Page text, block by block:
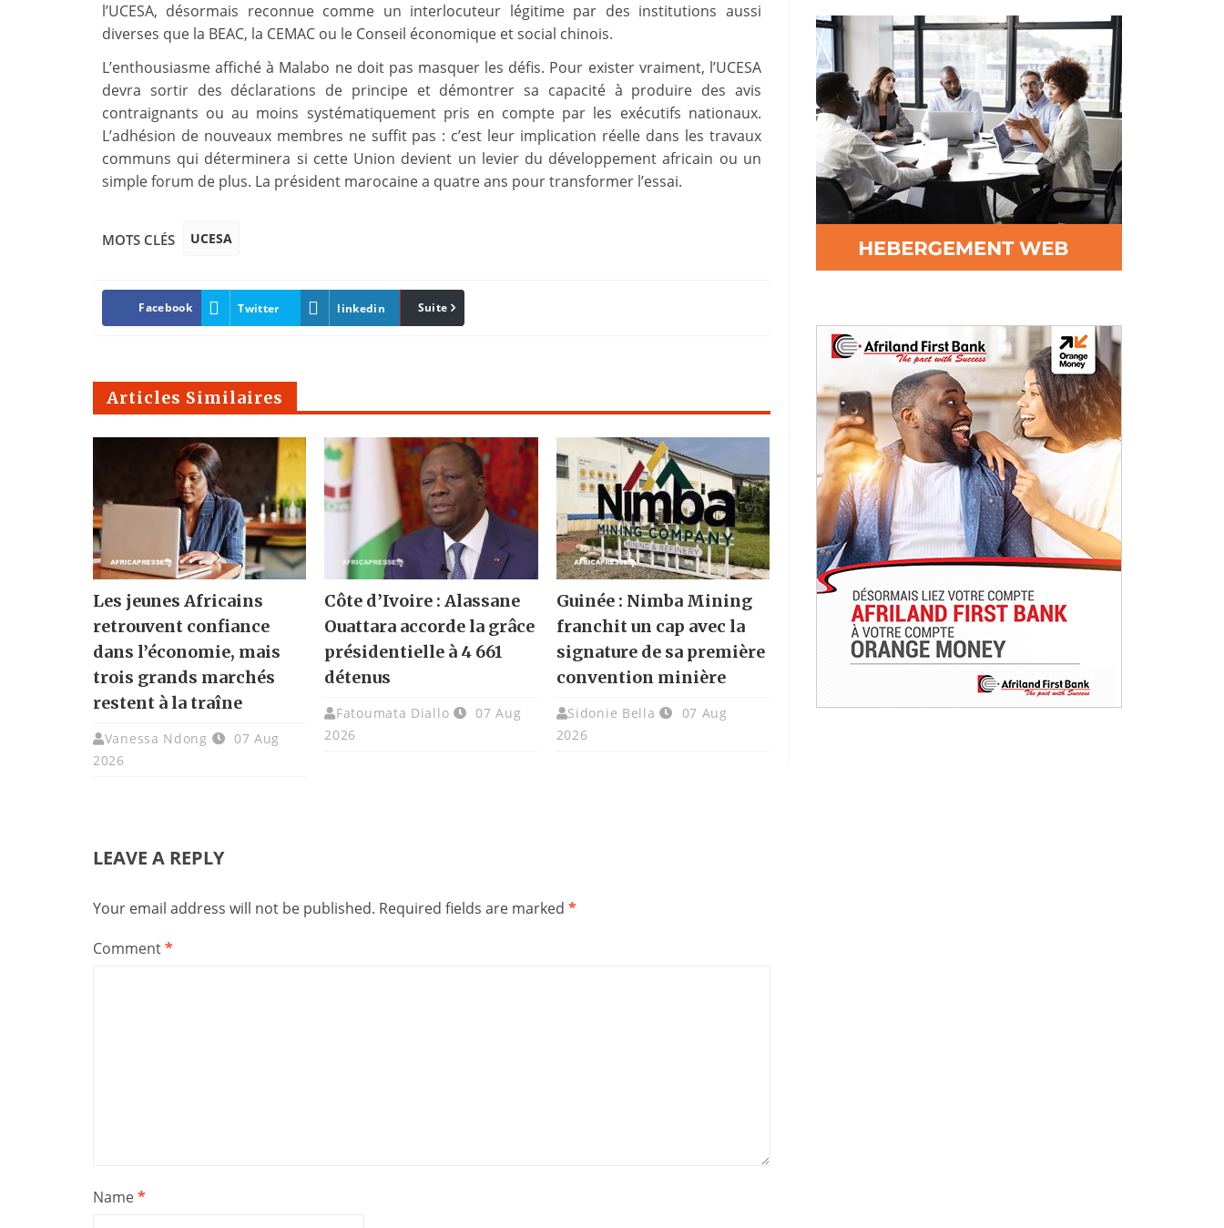
l’UCESA, désormais reconnue comme un interlocuteur légitime par des institutions aussi
diverses que la BEAC, la CEMAC ou le Conseil économique et social chinois.
L’enthousiasme affiché à Malabo ne doit pas masquer les défis. Pour exister vraiment, l’UCESA
devra sortir des déclarations de principe et démontrer sa capacité à produire des avis
contraignants ou au moins systématiquement pris en compte par les exécutifs nationaux.
L’adhésion de nouveaux membres ne suffit pas : c’est leur implication réelle dans les travaux
communs qui déterminera si cette Union devient un levier du développement africain ou un
simple forum de plus. La président marocaine a quatre ans pour transformer l’essai.
MOTS CLÉS UCESA
Facebook Twitter linkedin Pinterest
Suite
Articles Similaires
Les jeunes Africains
retrouvent confiance
dans l’économie, mais
trois grands marchés
restent à la traîne
Vanessa Ndong
07 Aug
2026
Côte d’Ivoire : Alassane
Ouattara accorde la grâce
présidentielle à 4 661
détenus
Fatoumata Diallo
07 Aug
2026
Guinée : Nimba Mining
franchit un cap avec la
signature de sa première
convention minière
Sidonie Bella
07 Aug
2026
LEAVE A REPLY
Your email address will not be published. Required fields are marked *
Comment*
Name*